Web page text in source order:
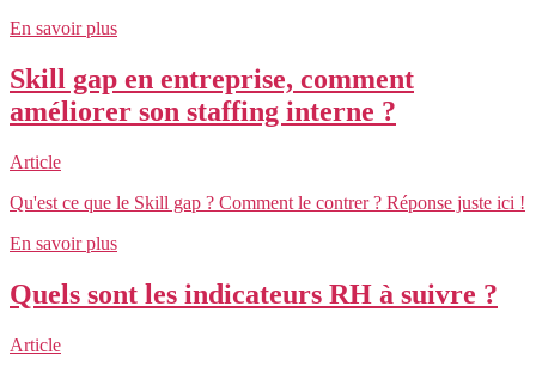
En savoir plus
Skill gap en entreprise, comment
améliorer son staffing interne ?
Article
Qu'est ce que le Skill gap ? Comment le contrer ? Réponse juste ici !
En savoir plus
Quels sont les indicateurs RH à suivre ?
Article